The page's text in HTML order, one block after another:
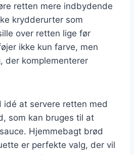
retten mere indbydende
krydderurter som
over retten lige før
ikke kun farve, men
der komplementerer
idé at servere retten med
som kan bruges til at
Hjemmebagt brød
er perfekte valg, der vil